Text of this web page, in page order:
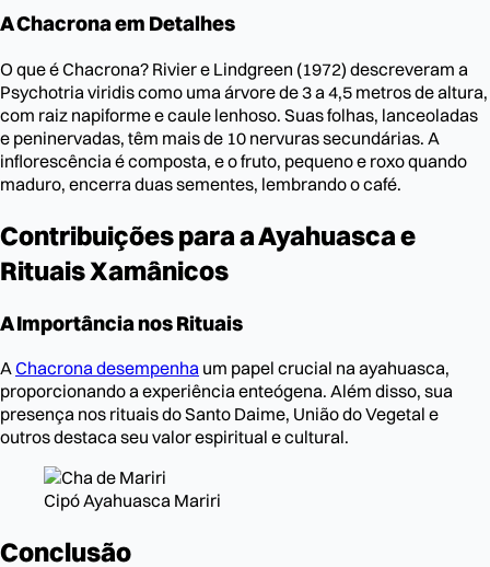
A Chacrona em Detalhes
O que é Chacrona? Rivier e Lindgreen (1972) descreveram a
Psychotria viridis como uma árvore de 3 a 4,5 metros de altura,
com raiz napiforme e caule lenhoso. Suas folhas, lanceoladas
e peninervadas, têm mais de 10 nervuras secundárias. A
inflorescência é composta, e o fruto, pequeno e roxo quando
maduro, encerra duas sementes, lembrando o café.
Contribuições para a Ayahuasca e
Rituais Xamânicos
A Importância nos Rituais
AChacrona desempenha um papel crucial na ayahuasca,
proporcionando a experiência enteógena. Além disso, sua
presença nos rituais do Santo Daime, União do Vegetal e
outros destaca seu valor espiritual e cultural.
Cipó Ayahuasca Mariri
Conclusão